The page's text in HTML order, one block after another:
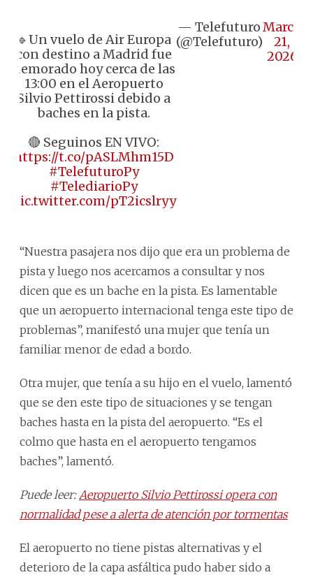
🔹Un vuelo de Air Europa
con destino a Madrid fue
demorado hoy cerca de las
13:00 en el Aeropuerto
Silvio Pettirossi debido a
baches en la pista.
🔴 Seguinos EN VIVO:
https://t.co/pASLMhm15D
#TelefuturoPy
#TelediarioPy
pic.twitter.com/pT2icslryy
— Telefuturo
(@Telefuturo)
March
21,
2026
“Nuestra pasajera nos dijo que era un problema de
pista y luego nos acercamos a consultar y nos
dicen que es un bache en la pista. Es lamentable
que un aeropuerto internacional tenga este tipo de
problemas”, manifestó una mujer que tenía un
familiar menor de edad a bordo.
Otra mujer, que tenía a su hijo en el vuelo, lamentó
que se den este tipo de situaciones y se tengan
baches hasta en la pista del aeropuerto. “Es el
colmo que hasta en el aeropuerto tengamos
baches”, lamentó.
Puede leer: Aeropuerto Silvio Pettirossi opera con
normalidad pese a alerta de atención por tormentas
El aeropuerto no tiene pistas alternativas y el
deterioro de la capa asfáltica pudo haber sido a